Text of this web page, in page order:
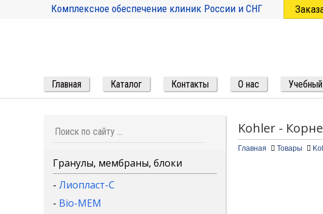
Комплексное обеспечение клиник России и СНГ
Главная Каталог Контакты О нас
Kohler -
Главная Товары
Гранулы, мембраны, блоки
- Лиопласт-С
- Bio-MEM